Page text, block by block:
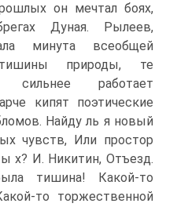
он мечтал боях,
Дуная. Рылеев,
минута всеобщей
природы, те
работает
кипят поэтические
Найду ль я новый
чувств, Или простор
х? И. Никитин, Отъезд.
тишина! Какой-то
то торжественной